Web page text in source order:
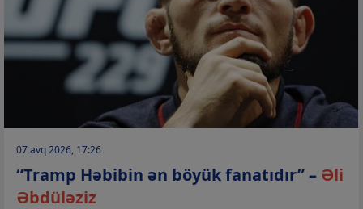
07 avq 2026, 17:26
“Tramp Həbibin ən böyük fanatıdır” – Əli
Əbdüləziz